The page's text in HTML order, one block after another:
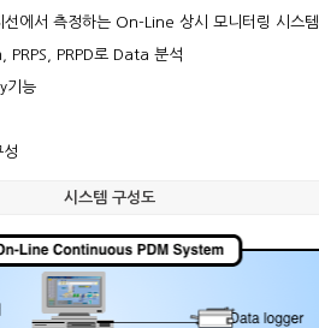
에서 측정하는 On-Line 상시 모니터링 시스템
PRPD로 Data 분석
기능
시스템 구성도